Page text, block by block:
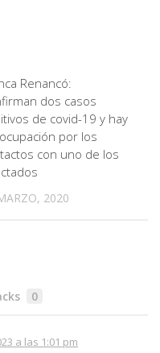
Renancó:
dos casos
de covid-19 y hay
por los
con uno de los
2020
0
a las 1:01 pm